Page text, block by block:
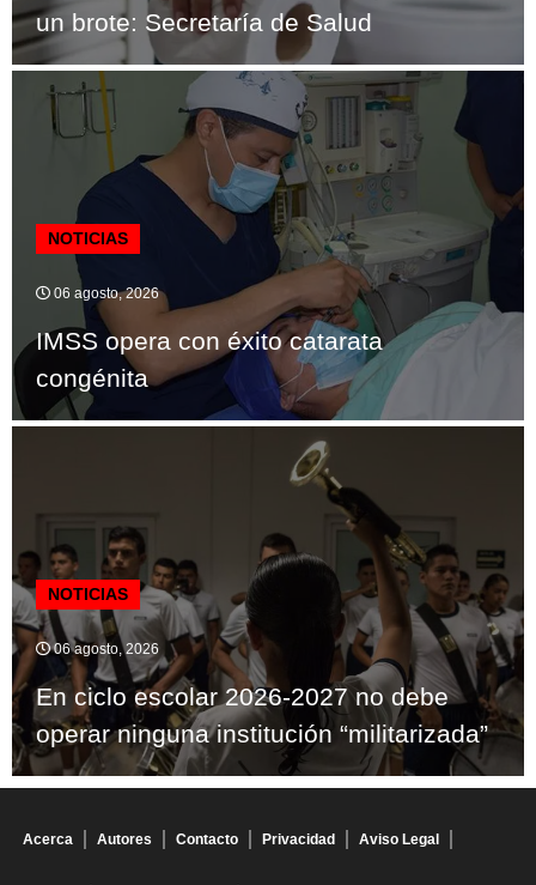
un brote: Secretaría de Salud
NOTICIAS
06 agosto, 2026
IMSS opera con éxito catarata
congénita
NOTICIAS
06 agosto, 2026
En ciclo escolar 2026-2027 no debe
operar ninguna institución “militarizada”
Acerca Autores Contacto Privacidad Aviso Legal